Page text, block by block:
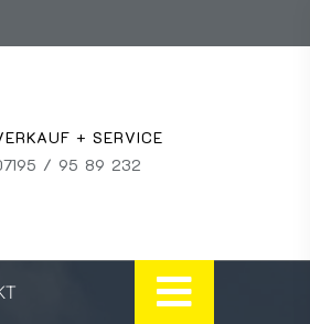
+ SERVICE
/ 95 89 232